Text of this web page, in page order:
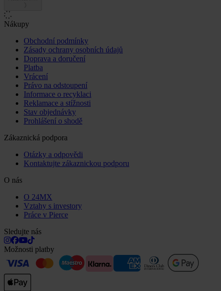
Nákupy
Obchodní podmínky
Zásady ochrany osobních údajů
Doprava a doručení
Platba
Vrácení
Právo na odstoupení
Informace o recyklaci
Reklamace a stížnosti
Stav objednávky
Prohlášení o shodě
Zákaznická podpora
Otázky a odpovědi
Kontaktujte zákaznickou podporu
O nás
O 24MX
Vztahy s investory
Práce v Pierce
Sledujte nás
Možnosti platby